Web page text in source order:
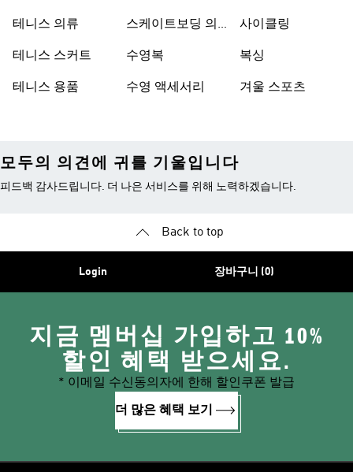
테니스 의류
테니스 스커트
테니스 용품
스케이트보딩 의
수영복
수영 액세서리
사이클링
복싱
겨울 스포츠
모두의 의견에 귀를 기울입니다
피드백 감사드립니다. 더 나은 서비스를 위해 노력하겠습니다.
Back to top
Login 장바구니 (0)
지금 멤버십 가입하고 10%
할인 혜택 받으세요.
* 이메일 수신동의자에 한해 할인쿠폰 발급
더 많은 혜택 보기